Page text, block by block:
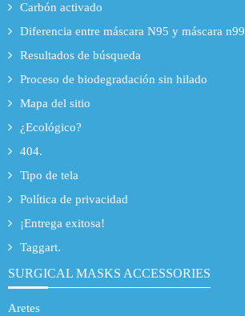
Carbón activado
Diferencia entre máscara N95 y máscara n99
Resultados de búsqueda
Proceso de biodegradación sin hilado
Mapa del sitio
¿Ecológico?
404.
Tipo de tela
Política de privacidad
¡Entrega exitosa!
Taggart.
SURGICAL MASKS ACCESSORIES
Aretes